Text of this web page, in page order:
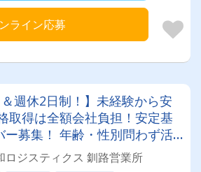
ライン応募
＆週休2日制！】未経験から安
取得は全額会社負担！安定基
ー募集！ 年齢・性別問わず活
✨
ロジスティクス 釧路営業所